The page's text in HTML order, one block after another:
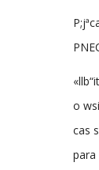
o
cas
para